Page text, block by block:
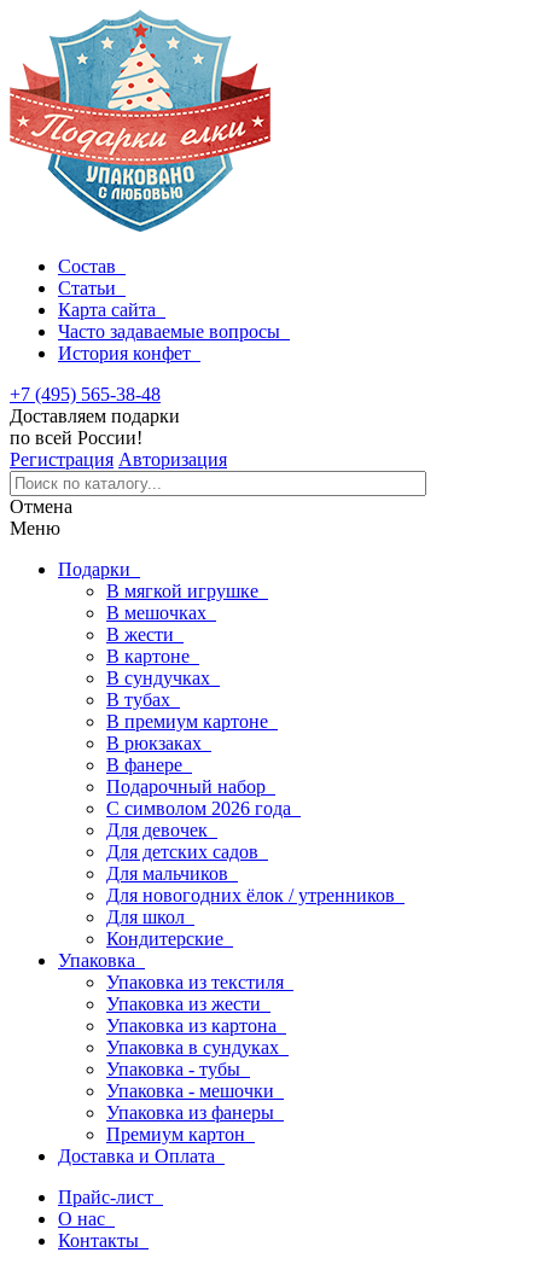
Состав
Статьи
Карта сайта
Часто задаваемые вопросы
История конфет
+7 (495) 565-38-48
Доставляем подарки
по всей России!
Регистрация Авторизация
Отмена
Меню
Подарки
В мягкой игрушке
В мешочках
В жести
В картоне
В сундучках
В тубах
В премиум картоне
В рюкзаках
В фанере
Подарочный набор
С символом 2026 года
Для девочек
Для детских садов
Для мальчиков
Для новогодних ёлок / утренников
Для школ
Кондитерские
Упаковка
Упаковка из текстиля
Упаковка из жести
Упаковка из картона
Упаковка в сундуках
Упаковка - тубы
Упаковка - мешочки
Упаковка из фанеры
Премиум картон
Доставка и Оплата
Прайс-лист
О нас
Контакты